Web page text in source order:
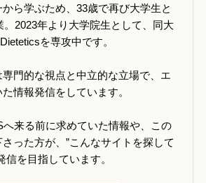
ら学ぶため、33歳で再び大学生と
。2023年より大学院生として、同大
を専攻中です。
門的な視点と中立的な立場で、エ
情報発信をしています。
へ来る前に求めていた情報や、この
った方が、”こんなサイトを探して
信を目指しています。